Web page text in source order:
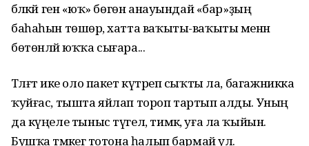
бәләкәй генә «юҡ» бөгөн анауындай «бар»ҙың
баһаһын төшөрә, хатта ваҡыты-ваҡыты менән
бөтөнләй юҡҡа сығара...
Тәлғәт ике оло пакет күтәреп сыҡты ла, багажникка
ҡуйғас, тышта яйлап тороп тартып алды. Уның
да күңеле тыныс түгел, тимәк, уға ла ҡыйын.
Бушҡа тәмәкегә тотона һалып бармай ул.